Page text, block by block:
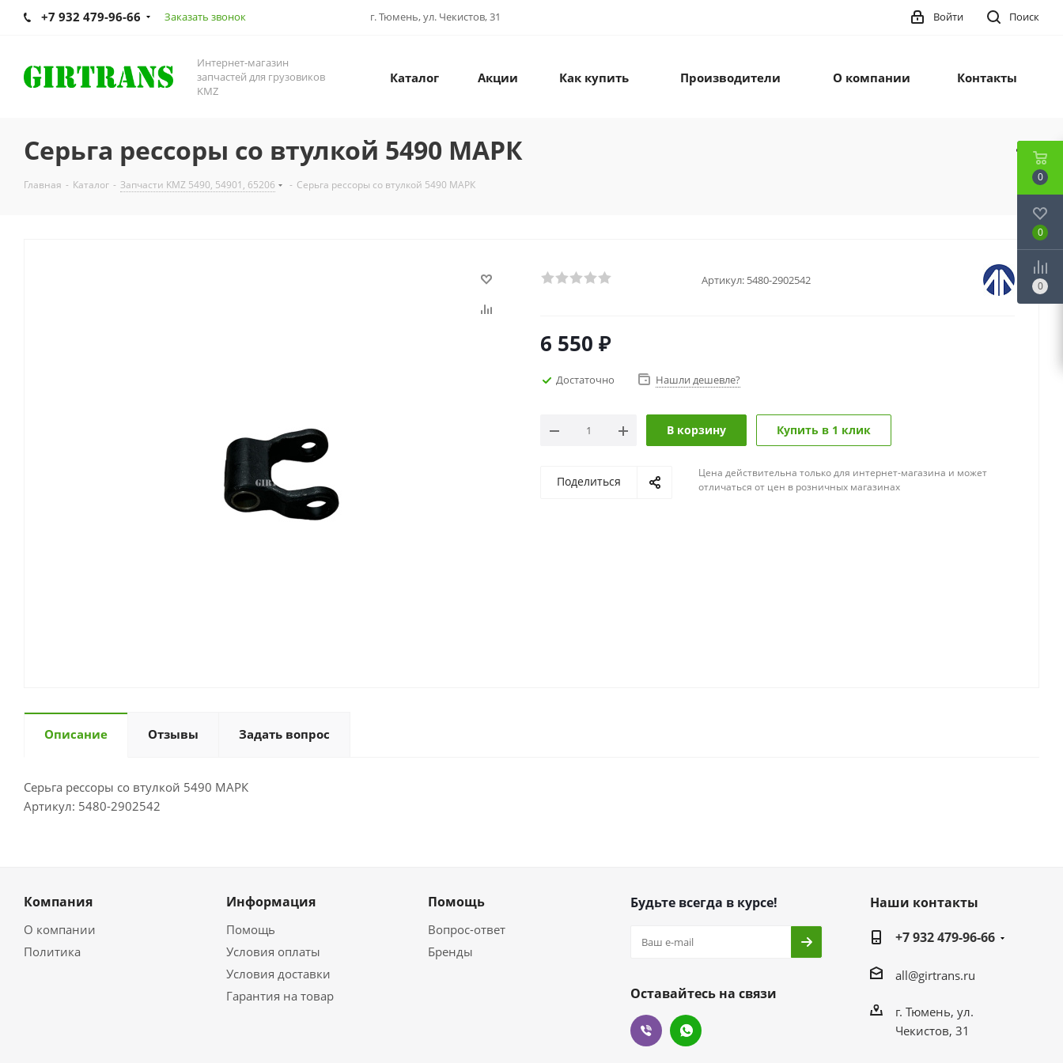
+7 932 479-96-66 Заказать звонок г. Тюмень, ул. Чекистов, 31 Поиск
Войти
Интернет-магазин
запчастей для грузовиков
KMZ
Каталог Акции Как купить Производители О компании Контакты
Серьга рессоры со втулкой 5490 МАРК
Главная - Каталог - Запчасти KMZ 5490, 54901, 65206 - Серьга рессоры со втулкой 5490 МАРК
Артикул: 5480-2902542
6 550 ₽
Достаточно Нашли дешевле?
В корзину Купить в 1 клик
Поделиться
Цена действительна только для интернет-магазина и может
отличаться от цен в розничных магазинах
Описание Отзывы Задать вопрос
Серьга рессоры со втулкой 5490 МАРК
Артикул: 5480-2902542
Компания
О компании
Политика
Информация
Помощь
Условия оплаты
Условия доставки
Гарантия на товар
Помощь
Вопрос-ответ
Бренды
Будьте всегда в курсе!
Оставайтесь на связи
Наши контакты
+7 932 479-96-66
all@girtrans.ru
г. Тюмень, ул.
Чекистов, 31
0
0
0